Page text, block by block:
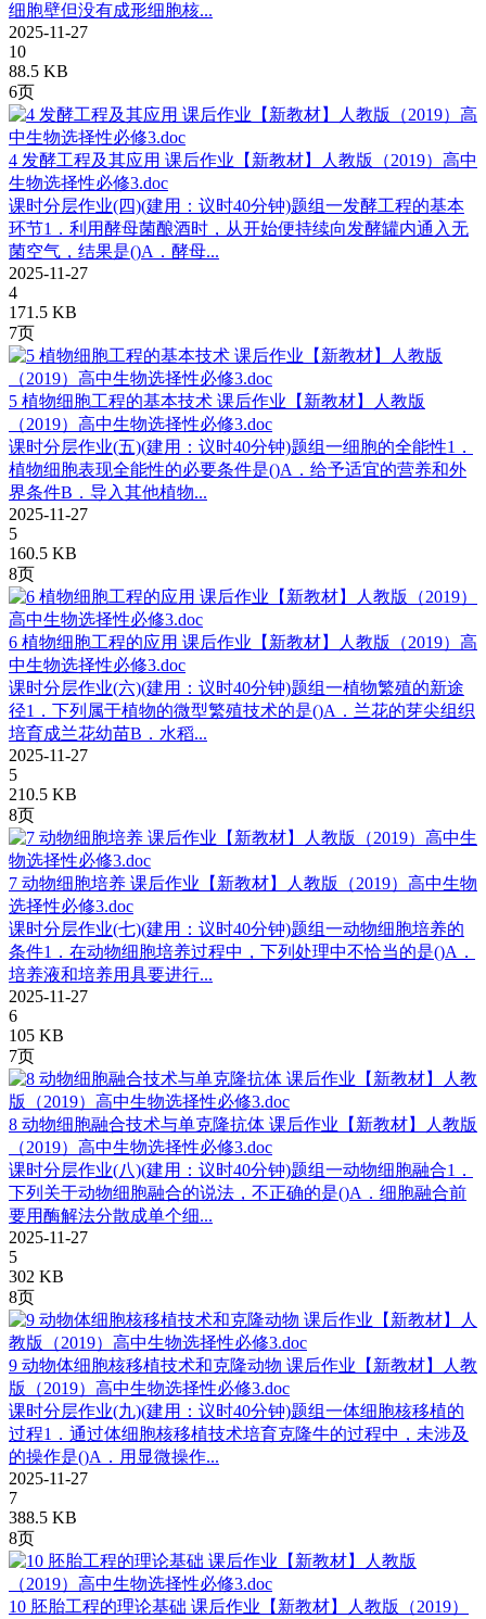
细胞壁但没有成形细胞核...
2025-11-27
10
88.5 KB
6页
4 发酵工程及其应用 课后作业【新教材】人教版（2019）高中
生物选择性必修3.doc
课时分层作业(四)(建用：议时40分钟)题组一发酵工程的基本
环节1．利用酵母菌酿酒时，从开始便持续向发酵罐内通入无
菌空气，结果是()A．酵母...
2025-11-27
4
171.5 KB
7页
5 植物细胞工程的基本技术 课后作业【新教材】人教版
（2019）高中生物选择性必修3.doc
课时分层作业(五)(建用：议时40分钟)题组一细胞的全能性1．
植物细胞表现全能性的必要条件是()A．给予适宜的营养和外
界条件B．导入其他植物...
2025-11-27
5
160.5 KB
8页
6 植物细胞工程的应用 课后作业【新教材】人教版（2019）高
中生物选择性必修3.doc
课时分层作业(六)(建用：议时40分钟)题组一植物繁殖的新途
径1．下列属于植物的微型繁殖技术的是()A．兰花的芽尖组织
培育成兰花幼苗B．水稻...
2025-11-27
5
210.5 KB
8页
7 动物细胞培养 课后作业【新教材】人教版（2019）高中生物
选择性必修3.doc
课时分层作业(七)(建用：议时40分钟)题组一动物细胞培养的
条件1．在动物细胞培养过程中，下列处理中不恰当的是()A．
培养液和培养用具要进行...
2025-11-27
6
105 KB
7页
8 动物细胞融合技术与单克隆抗体 课后作业【新教材】人教版
（2019）高中生物选择性必修3.doc
课时分层作业(八)(建用：议时40分钟)题组一动物细胞融合1．
下列关于动物细胞融合的说法，不正确的是()A．细胞融合前
要用酶解法分散成单个细...
2025-11-27
5
302 KB
8页
9 动物体细胞核移植技术和克隆动物 课后作业【新教材】人教
版（2019）高中生物选择性必修3.doc
课时分层作业(九)(建用：议时40分钟)题组一体细胞核移植的
过程1．通过体细胞核移植技术培育克隆牛的过程中，未涉及
的操作是()A．用显微操作...
2025-11-27
7
388.5 KB
8页
10 胚胎工程的理论基础 课后作业【新教材】人教版（2019）